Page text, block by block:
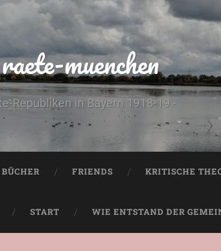
raete-muenchen
Republiken in Bayern 1918-19 -
BÜCHER FRIENDS KRITISCHE
START WIE ENTSTAND DER